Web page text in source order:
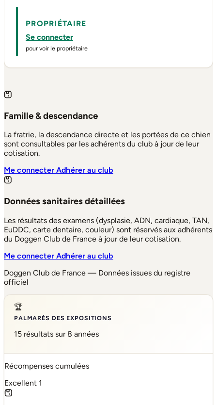
PROPRIÉTAIRE
Se connecter
pour voir le propriétaire
Famille & descendance
La fratrie, la descendance directe et les portées de ce chien
sont consultables par les adhérents du club à jour de leur
cotisation.
Me connecterAdhérer au club
Données sanitaires détaillées
Les résultats des examens (dysplasie, ADN, cardiaque, TAN,
EuDDC, carte dentaire, couleur) sont réservés aux adhérents
du Doggen Club de France à jour de leur cotisation.
Me connecterAdhérer au club
Doggen Club de France — Données issues du registre
officiel
🏆
PALMARÈS DES EXPOSITIONS
15 résultats sur 8 années
Récompenses cumulées
Excellent 1